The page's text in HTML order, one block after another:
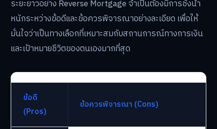
ระยะยาวอย่าง Reverse Mortgage จำเป็นต้องมีการชั่งน้ำ
หนักระหว่างข้อดีและข้อควรพิจารณาอย่างละเอียด เพื่อให้
มั่นใจว่าเป็นทางเลือกที่เหมาะสมกับสถานการณ์ทางการเงิน
และเป้าหมายชีวิตของตนเองมากที่สุด
ข้อดี
(Pros)
ข้อควรพิจารณา (Cons)